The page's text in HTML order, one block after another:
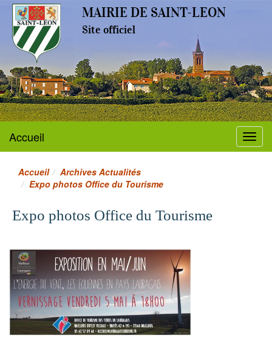
MAIRIE DE SAINT-LEON
Site officiel
Menu
Accueil
Accueil
Archives Actualités
Expo photos Office du Tourisme
Expo photos Office du Tourisme